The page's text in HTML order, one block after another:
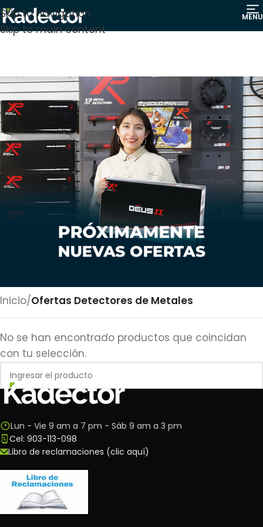
Skip to navigation
Skip to main content
MENU
Inicio/Ofertas Detectores de Metales
No se han encontrado productos que coincidan
con tu selección.
Lun - Vie 9 am a 7 pm - Sáb 9 am a 3 pm
Cel: 903-113-098
Libro de reclamaciones (clic aquí)